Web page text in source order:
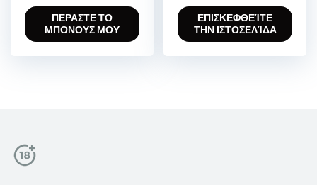
ΠΕΡΑΣΤΕ ΤΟ
ΜΠΟΝΟΥΣ ΜΟΥ
ΕΠΙΣΚΕΦΘΕΊΤΕ
ΤΗΝ ΙΣΤΟΣΕΛΊΔΑ